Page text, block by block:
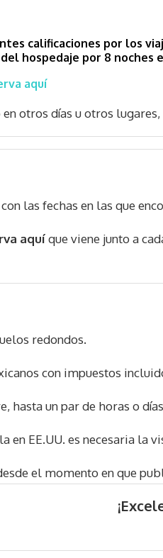
calificaciones por los
hospedaje por 8 noches
aquí
otros días u otros
las fechas en las que
aquíque viene junto a
redondos.
con impuestos
hasta un par de horas o
en EE.UU. es necesaria la
el momento en que